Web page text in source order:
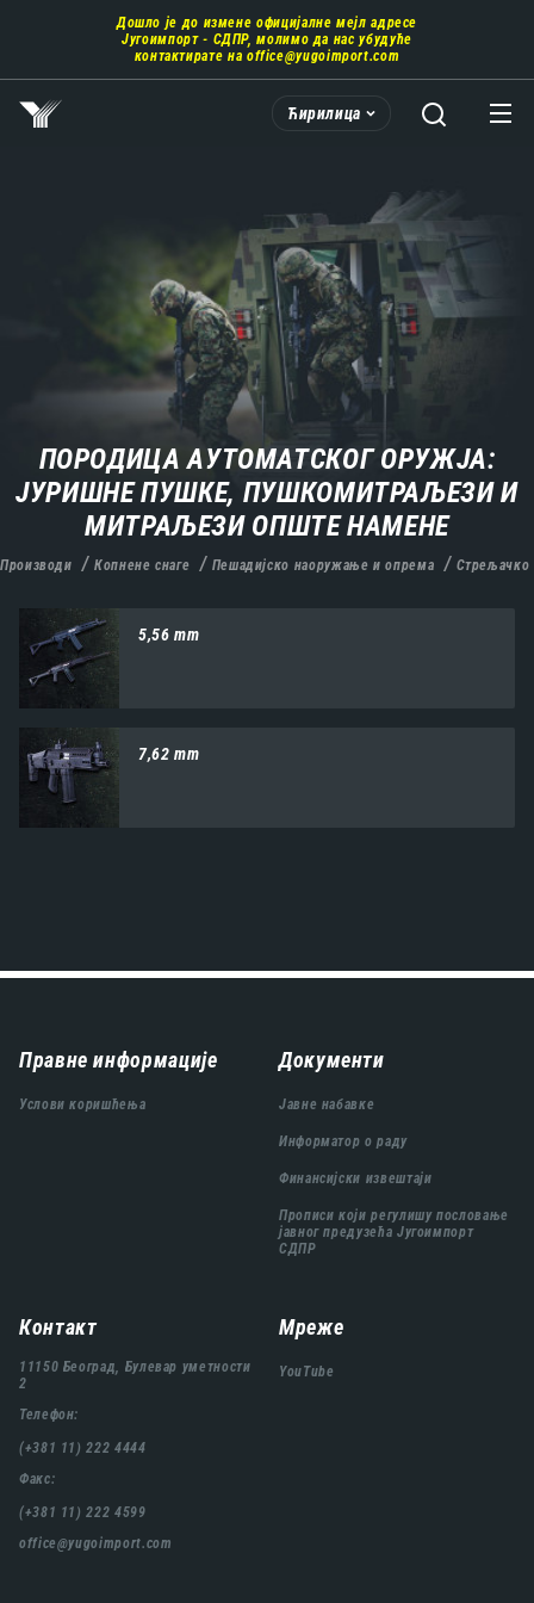
главни
део
садржаја
Дошло је до измене официјалне мејл адресе
Југоимпорт - СДПР, молимо да нас убудуће
контактирате на office@yugoimport.com
Ћирилица
ПОРОДИЦА АУТОМАТСКОГ ОРУЖЈА:
ЈУРИШНЕ ПУШКЕ, ПУШКОМИТРАЉЕЗИ И
МИТРАЉЕЗИ ОПШТЕ НАМЕНЕ
Производи Копнене снаге Пешадијско наоружање и опрема
5,56 mm
7,62 mm
Навигација
подножја
Правне информације
Услови коришћења
Документи
Јавне набавке
Информатор о раду
Финансијски извештаји
Прописи који регулишу пословање
јавног предузећа Југоимпорт
СДПР
Контакт
11150 Београд, Булевар уметности
2
Телефон:
(+381 11) 222 4444
Факс:
(+381 11) 222 4599
office@yugoimport.com
Мреже
YouTube